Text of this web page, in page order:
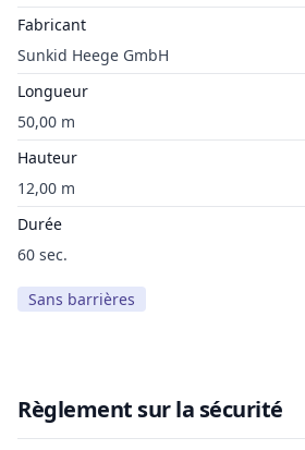
Fabricant
Sunkid Heege GmbH
Longueur
50,00 m
Hauteur
12,00 m
Durée
60 sec.
Sans barrières
Règlement sur la sécurité